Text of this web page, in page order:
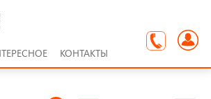
КОНТАКТЫ